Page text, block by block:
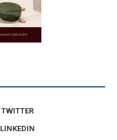
TWITTER
LINKEDIN